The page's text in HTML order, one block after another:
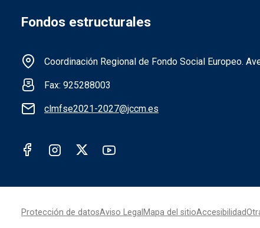
Fondos estructurales
Información de la institución
Coordinación Regional de Fondo Social Europeo.
Fax: 925288003
clmfse2021-2027@jccm.es
Redes sociales institución FSE
Menú legal
Protección de datosAviso Legal Mapa del sitioAccesibilidad